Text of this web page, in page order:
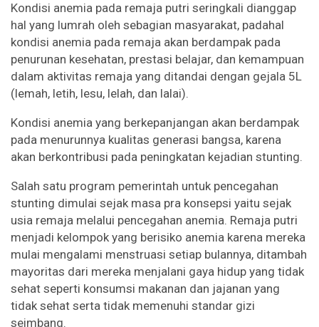
Kondisi anemia pada remaja putri seringkali dianggap
hal yang lumrah oleh sebagian masyarakat, padahal
kondisi anemia pada remaja akan berdampak pada
penurunan kesehatan, prestasi belajar, dan kemampuan
dalam aktivitas remaja yang ditandai dengan gejala 5L
(lemah, letih, lesu, lelah, dan lalai).
Kondisi anemia yang berkepanjangan akan berdampak
pada menurunnya kualitas generasi bangsa, karena
akan berkontribusi pada peningkatan kejadian stunting.
Salah satu program pemerintah untuk pencegahan
stunting dimulai sejak masa pra konsepsi yaitu sejak
usia remaja melalui pencegahan anemia. Remaja putri
menjadi kelompok yang berisiko anemia karena mereka
mulai mengalami menstruasi setiap bulannya, ditambah
mayoritas dari mereka menjalani gaya hidup yang tidak
sehat seperti konsumsi makanan dan jajanan yang
tidak sehat serta tidak memenuhi standar gizi
seimbang.